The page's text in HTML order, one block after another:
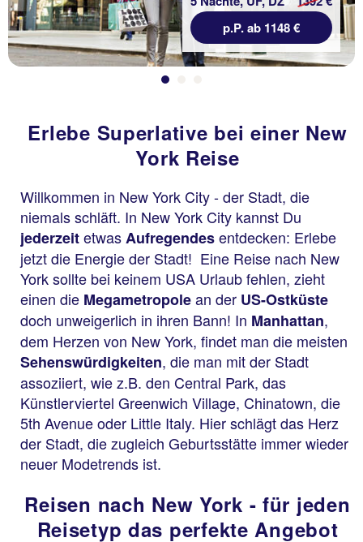
p.P. ab 1148 €
Erlebe Superlative bei einer New
York Reise
Willkommen in New York City - der Stadt, die
niemals schläft. In New York City kannst Du
jederzeitetwasAufregendesentdecken: Erlebe
jetzt die Energie der Stadt! Eine Reise nach New
York sollte bei keinem USA Urlaub fehlen, zieht
einen die Megametropolean der US-Ostküste
doch unweigerlich in ihren Bann! In Manhattan,
dem Herzen von New York, findet man die meisten
Sehenswürdigkeiten, die man mit der Stadt
assoziiert, wie z.B. den Central Park, das
Künstlerviertel Greenwich Village, Chinatown, die
5th Avenue oder Little Italy. Hier schlägt das Herz
der Stadt, die zugleich Geburtsstätte immer wieder
neuer Modetrends ist.
Reisen nach New York - für jeden
Reisetyp das perfekte Angebot